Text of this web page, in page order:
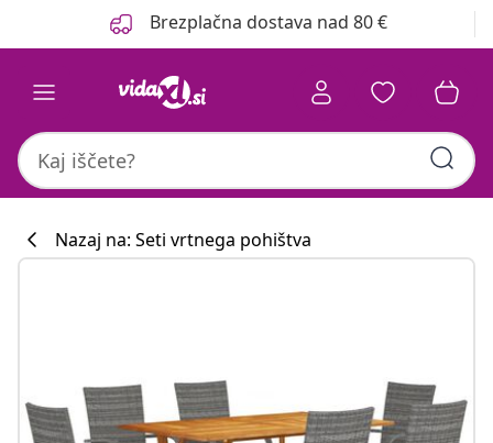
Brezplačna dostava nad 80 €
Nazaj na: Seti vrtnega pohištva